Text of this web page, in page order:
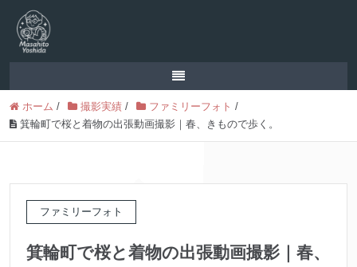
ホーム / 撮影実績 / ファミリーフォト /
箕輪町で桜と着物の出張動画撮影｜春、きもので歩く。
ファミリーフォト
箕輪町で桜と着物の出張動画撮影｜春、